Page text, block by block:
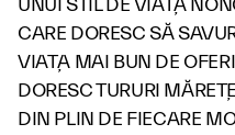
UNUI STIL DE VIAȚĂ
CARE DORESC SĂ
VIAȚA MAI BUN DE
DORESC TURURI
DIN PLIN DE FIECARE